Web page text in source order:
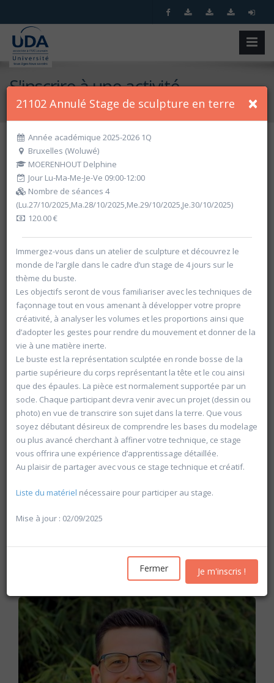
S'inscrire à une activité
Accueil S'inscrire à une activité
Recherche spécifique
Recherche par critères
Les inscriptions pour l'année académique 2026-2027
à partir du mercredi 19 août
×
21102 Annulé Stage de sculpture en terre
Année académique 2025-2026 1Q
Bruxelles (Woluwé)
MOERENHOUT Delphine
Jour Lu-Ma-Me-Je-Ve 09:00-12:00
Nombre de séances 4
(Lu.27/10/2025,Ma.28/10/2025,Me.29/10/2025,Je.30/10/2025)
120.00 €
Immergez-vous dans un atelier de sculpture et découvrez le
monde de l’argile dans le cadre d’un stage de 4 jours sur le
thème du buste.
Les objectifs seront de vous familiariser avec les techniques de
façonnage tout en vous amenant à développer votre propre
créativité, à analyser les volumes et les proportions ainsi que
d’adopter les gestes pour rendre du mouvement et donner de la
vie à une matière inerte.
Le buste est la représentation sculptée en ronde bosse de la
partie supérieure du corps représentant la tête et le cou ainsi
que des épaules. La pièce est normalement supportée par un
socle. Chaque participant devra venir avec un projet (dessin ou
photo) en vue de transcrire son sujet dans la terre. Que vous
soyez débutant désireux de comprendre les bases du modelage
ou plus avancé cherchant à affiner votre technique, ce stage
vous offrira une expérience d’apprentissage détaillée.
Au plaisir de partager avec vous ce stage technique et créatif.
Liste du matériel nécessaire pour participer au stage.
Mise à jour : 02/09/2025
Fermer Je m'inscris !